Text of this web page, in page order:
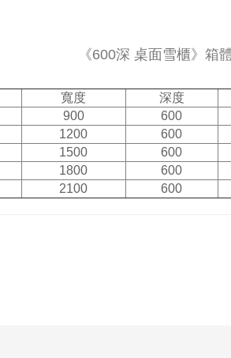
《600深 桌面雪櫃》箱
寬度
深度
900
600
1200
600
1500
600
1800
600
2100 600